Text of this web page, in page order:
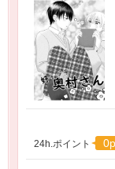
24h.ポイント